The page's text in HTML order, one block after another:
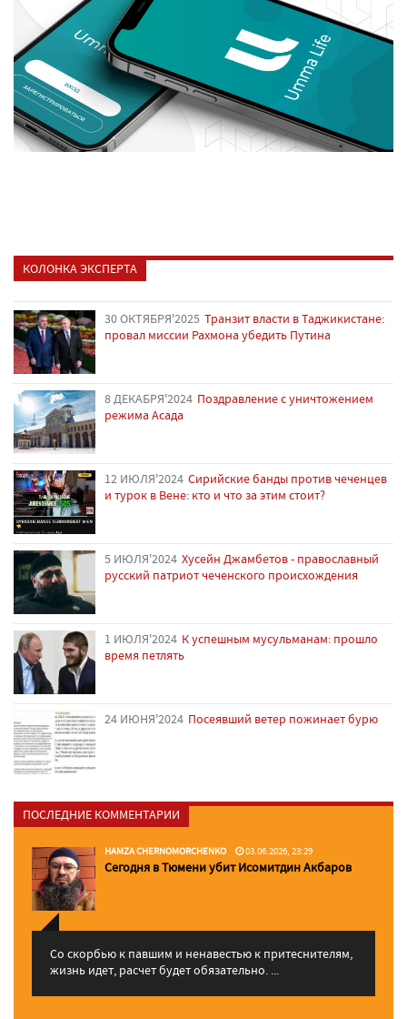
КОЛОНКА ЭКСПЕРТА
30 ОКТЯБРЯ'2025 Транзит власти в Таджикистане:
провал миссии Рахмона убедить Путина
8 ДЕКАБРЯ'2024 Поздравление с уничтожением
режима Асада
12 ИЮЛЯ'2024 Сирийские банды против чеченцев
и турок в Вене: кто и что за этим стоит?
5 ИЮЛЯ'2024 Хусейн Джамбетов - православный
русский патриот чеченского происхождения
1 ИЮЛЯ'2024 К успешным мусульманам: прошло
время петлять
24 ИЮНЯ'2024 Посеявший ветер пожинает бурю
ПОСЛЕДНИЕ КОММЕНТАРИИ
HAMZA CHERNOMORCHENKO 03.06.2026, 23:29
Сегодня в Тюмени убит Исомитдин Акбаров
Со скорбью к павшим и ненавестью к притеснителям,
жизнь идет, расчет будет обязательно. ...